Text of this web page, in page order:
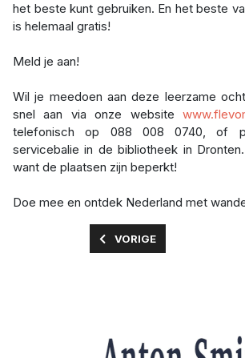
het beste kunt gebruiken. En het beste
is helemaal gratis!
Meld je aan!
Wil je meedoen aan deze leerzame
snel aan via onze website
telefonisch op 088 008 0740, of
servicebalie in de bibliotheek in
want de plaatsen zijn beperkt!
Doe mee en ontdek Nederland met
VORIG ARTIKEL: VIER JE
VORIGE